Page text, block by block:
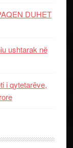
DUHET
ushtarak në
i qytetarëve,